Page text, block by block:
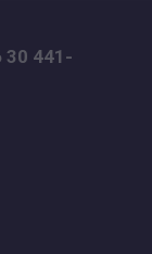
30 441-